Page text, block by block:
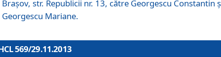
Braşov, str. Republicii nr. 13, către Georgescu Constantin
Georgescu Mariane.
569/29.11.2013